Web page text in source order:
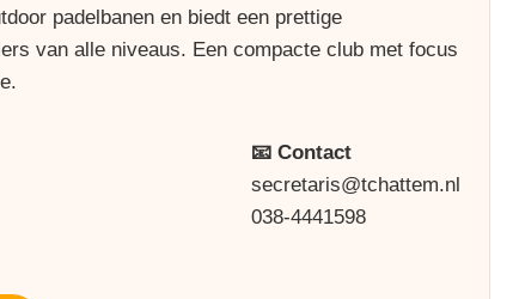
padelbanen en biedt een prettige
van alle niveaus. Een compacte club met focus
📧 Contact
secretaris@tchattem.nl
038-4441598